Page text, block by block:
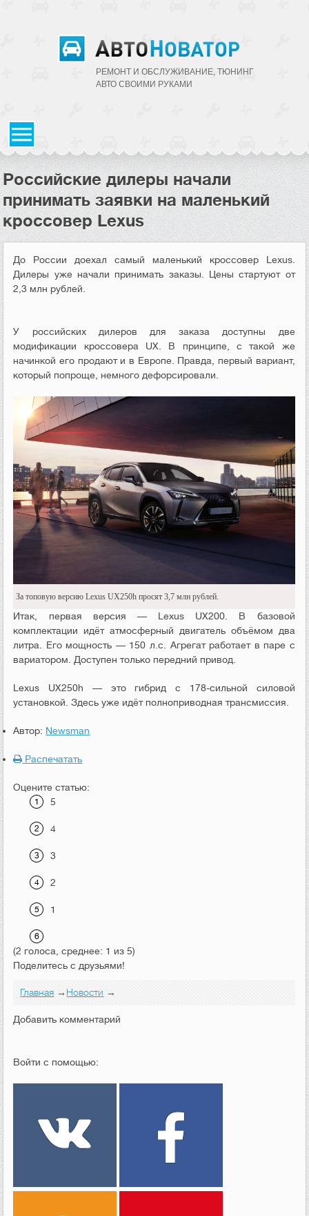
РЕМОНТ И ОБСЛУЖИВАНИЕ, ТЮНИНГ
АВТО CВОИМИ РУКАМИ
Российские дилеры начали
принимать заявки на маленький
кроссовер Lexus
До России доехал самый маленький кроссовер Lexus.
Дилеры уже начали принимать заказы. Цены стартуют от
2,3 млн рублей.
У российских дилеров для заказа доступны две
модификации кроссовера UX. В принципе, с такой же
начинкой его продают и в Европе. Правда, первый вариант,
который попроще, немного дефорсировали.
За топовую версию Lexus UX250h просят 3,7 млн рублей.
Итак, первая версия — Lexus UX200. В базовой
комплектации идёт атмосферный двигатель объёмом два
литра. Его мощность — 150 л.с. Агрегат работает в паре с
вариатором. Доступен только передний привод.
Lexus UX250h — это гибрид с 178-сильной силовой
установкой. Здесь уже идёт полноприводная трансмиссия.
Автор: Newsman
Распечатать
Оцените статью:
5
4
3
2
1
(2 голоса, среднее: 1 из 5)
Поделитесь с друзьями!
Главная →Новости →
Добавить комментарий
Войти с помощью: